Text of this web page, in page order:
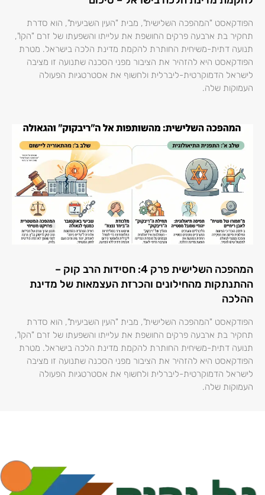
הפודקאסט "המהפכה השלישית", מבית "העין השביעית", הוא סדרת
תחקיר בת ארבעה פרקים החושפת את עלייתו והשפעתו של זרם "הקו",
תנועה דתית-משיחית החותרת להקמת מדינת הלכה בישראל. מטרת
הפודקאסט היא להזהיר את הציבור מפני הסכנה שתנועה זו מציבה
לישראל הדמוקרטית-ליברלית ולחשוף את אסטרטגיות הפעולה
העמוקות שלה.
המהפכה השלישית פרק 4: חסידות הרב קוק –
ההתנתקות מהחילונים והכרזת העצמאות של מדינת
ההלכה
הפודקאסט "המהפכה השלישית", מבית "העין השביעית", הוא סדרת
תחקיר בת ארבעה פרקים החושפת את עלייתו והשפעתו של זרם "הקו",
תנועה דתית-משיחית החותרת להקמת מדינת הלכה בישראל. מטרת
הפודקאסט היא להזהיר את הציבור מפני הסכנה שתנועה זו מציבה
לישראל הדמוקרטית-ליברלית ולחשוף את אסטרטגיות הפעולה
העמוקות שלה.